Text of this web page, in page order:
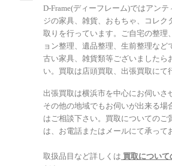
D-Frame(ディーフレーム)ではアン
ジの家具、雑貨、おもちゃ、コレク
取りを行っています。ご自宅の整理
ョン整理、遺品整理、生前整理など
古い家具、雑貨類等ございましたら
い。買取は店頭買取、出張買取にて
出張買取は横浜市を中心にお伺いさ
その他の地域でもお伺いが出来る場
はご相談下さい。買取についてのご
は、お電話またはメールにて承って
取扱品目など詳しくは 買取について